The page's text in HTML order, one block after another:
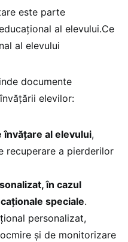
este parte
al elevului.Ce
al elevului
documente
elevilor:
învățare al elevului,
recuperare a pierderilor
în cazul
speciale.
personalizat,
și de monitorizare